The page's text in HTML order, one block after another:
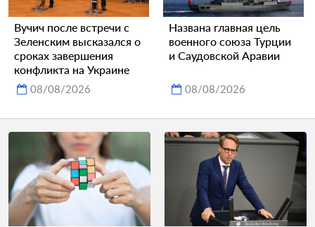
Вучич после встречи с
Зеленским высказался о
сроках завершения
конфликта на Украине
08/08/2026
Названа главная цель
военного союза Турции
и Саудовской Аравии
08/08/2026